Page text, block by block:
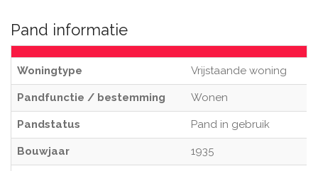
Pand informatie
Woningtype Vrijstaande woning
Pandfunctie / bestemming Wonen
Pandstatus Pand in gebruik
Bouwjaar 1935